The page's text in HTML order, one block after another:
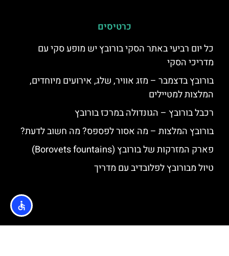
כרטיסים
כל יום רביעי באתר הסקי בורובץ יש מופע סקי עם
מדריכי הסקי
בורובץ בדצמבר – מזג אוויר, שלג, אירועים מיוחדים,
המלצות למטיילים
רכבל בורובץ – הגונדולה במרכז בורובץ
בורובץ המלצות – מה אסור לפספס? מה חשוב לדעת?
פארק המזרקות של בורובץ (Borovets fountains)
טיול מבורובץ לפלובדיב עם מדריך